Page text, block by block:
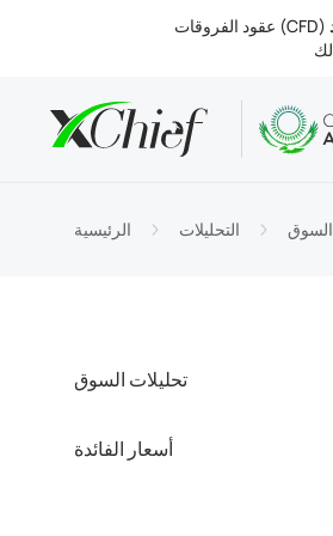
الرئيسية التحليلات السوق
تحليلات السوق
أسعار الفائدة